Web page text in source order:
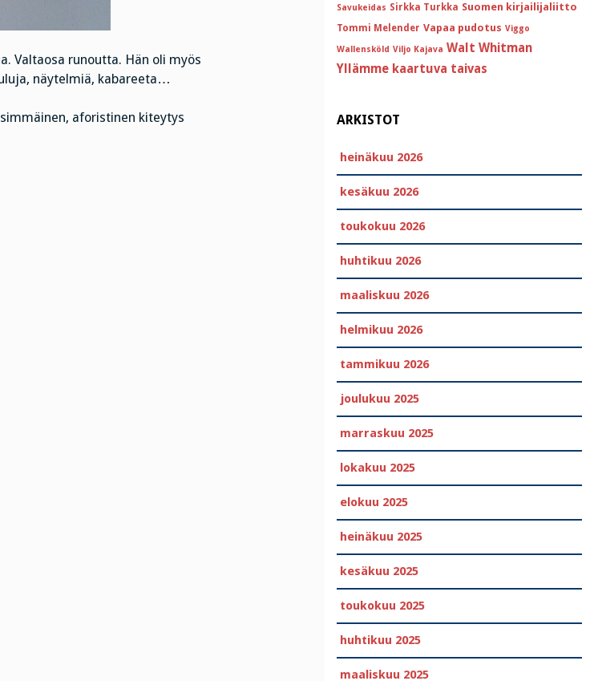
Valtaosa runoutta. Hän oli myös
näytelmiä, kabareeta…
aforistinen kiteytys
Savukeidas Sirkka Turkka Suomen kirjailijaliitto
Tommi Melender Vapaa pudotus Viggo
Wallensköld Viljo Kajava Walt Whitman
Yllämme kaartuva taivas
ARKISTOT
heinäkuu 2026
kesäkuu 2026
toukokuu 2026
huhtikuu 2026
maaliskuu 2026
helmikuu 2026
tammikuu 2026
joulukuu 2025
marraskuu 2025
lokakuu 2025
elokuu 2025
heinäkuu 2025
kesäkuu 2025
toukokuu 2025
huhtikuu 2025
maaliskuu 2025